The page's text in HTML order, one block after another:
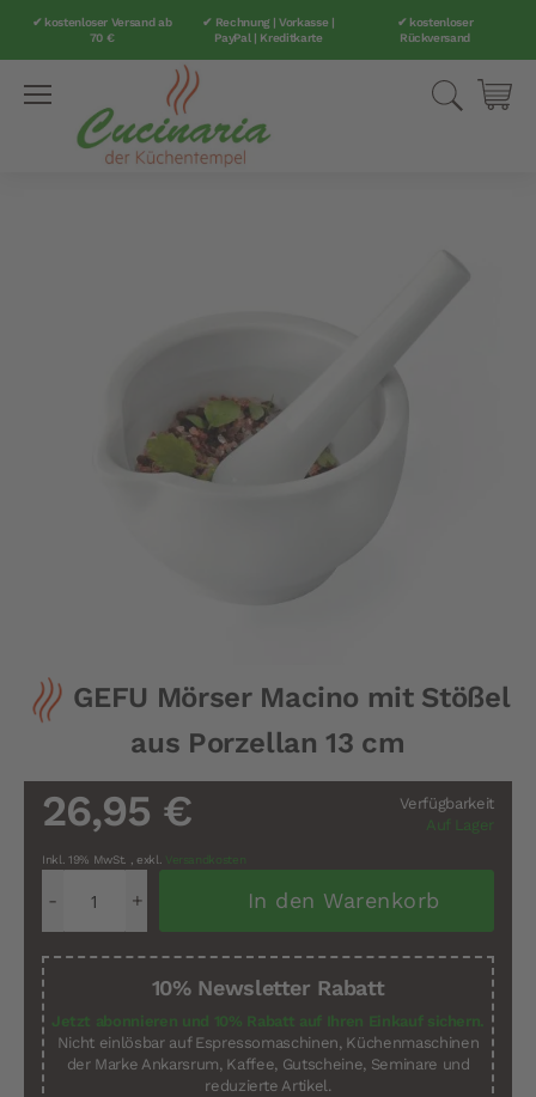
✔ kostenloser Versand ab
70 €
✔ Rechnung | Vorkasse |
PayPal | Kreditkarte
✔ kostenloser
Rückversand
Suche
Zum
Anfang
der
GEFU Mörser Macino mit Stößel
aus Porzellan 13 cm
Verfügbarkeit
Auf Lager
26,95 €
Inkl. 19% MwSt. , exkl. Versandkosten
In den Warenkorb
10% Newsletter Rabatt
Jetzt abonnieren und 10% Rabatt auf Ihren Einkauf sichern.
Nicht einlösbar auf Espressomaschinen, Küchenmaschinen
der Marke Ankarsrum, Kaffee, Gutscheine, Seminare und
reduzierte Artikel.